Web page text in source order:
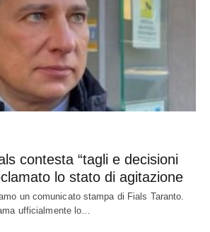
contesta “tagli e decisioni
lo stato di agitazione
un comunicato stampa di Fials Taranto.
ufficialmente lo…